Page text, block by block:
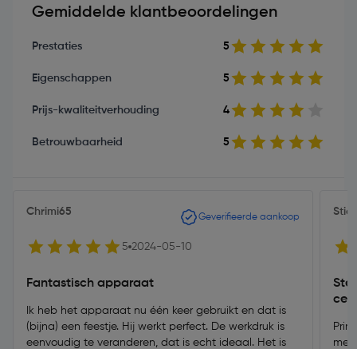
Gemiddelde klantbeoordelingen
Prestaties 5
Eigenschappen 5
Prijs-kwaliteitverhouding 4
Betrouwbaarheid 5
Chrimi65 Geverifieerde aankoop
5 2024-05-10
Fantastisch apparaat
Ik heb het apparaat nu één keer gebruikt en dat is
(bijna) een feestje. Hij werkt perfect. De werkdruk is
eenvoudig te veranderen, dat is echt ideaal. Het is